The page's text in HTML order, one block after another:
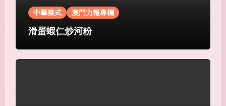
中華菜式 澳門力報專欄
滑蛋蝦仁炒河粉